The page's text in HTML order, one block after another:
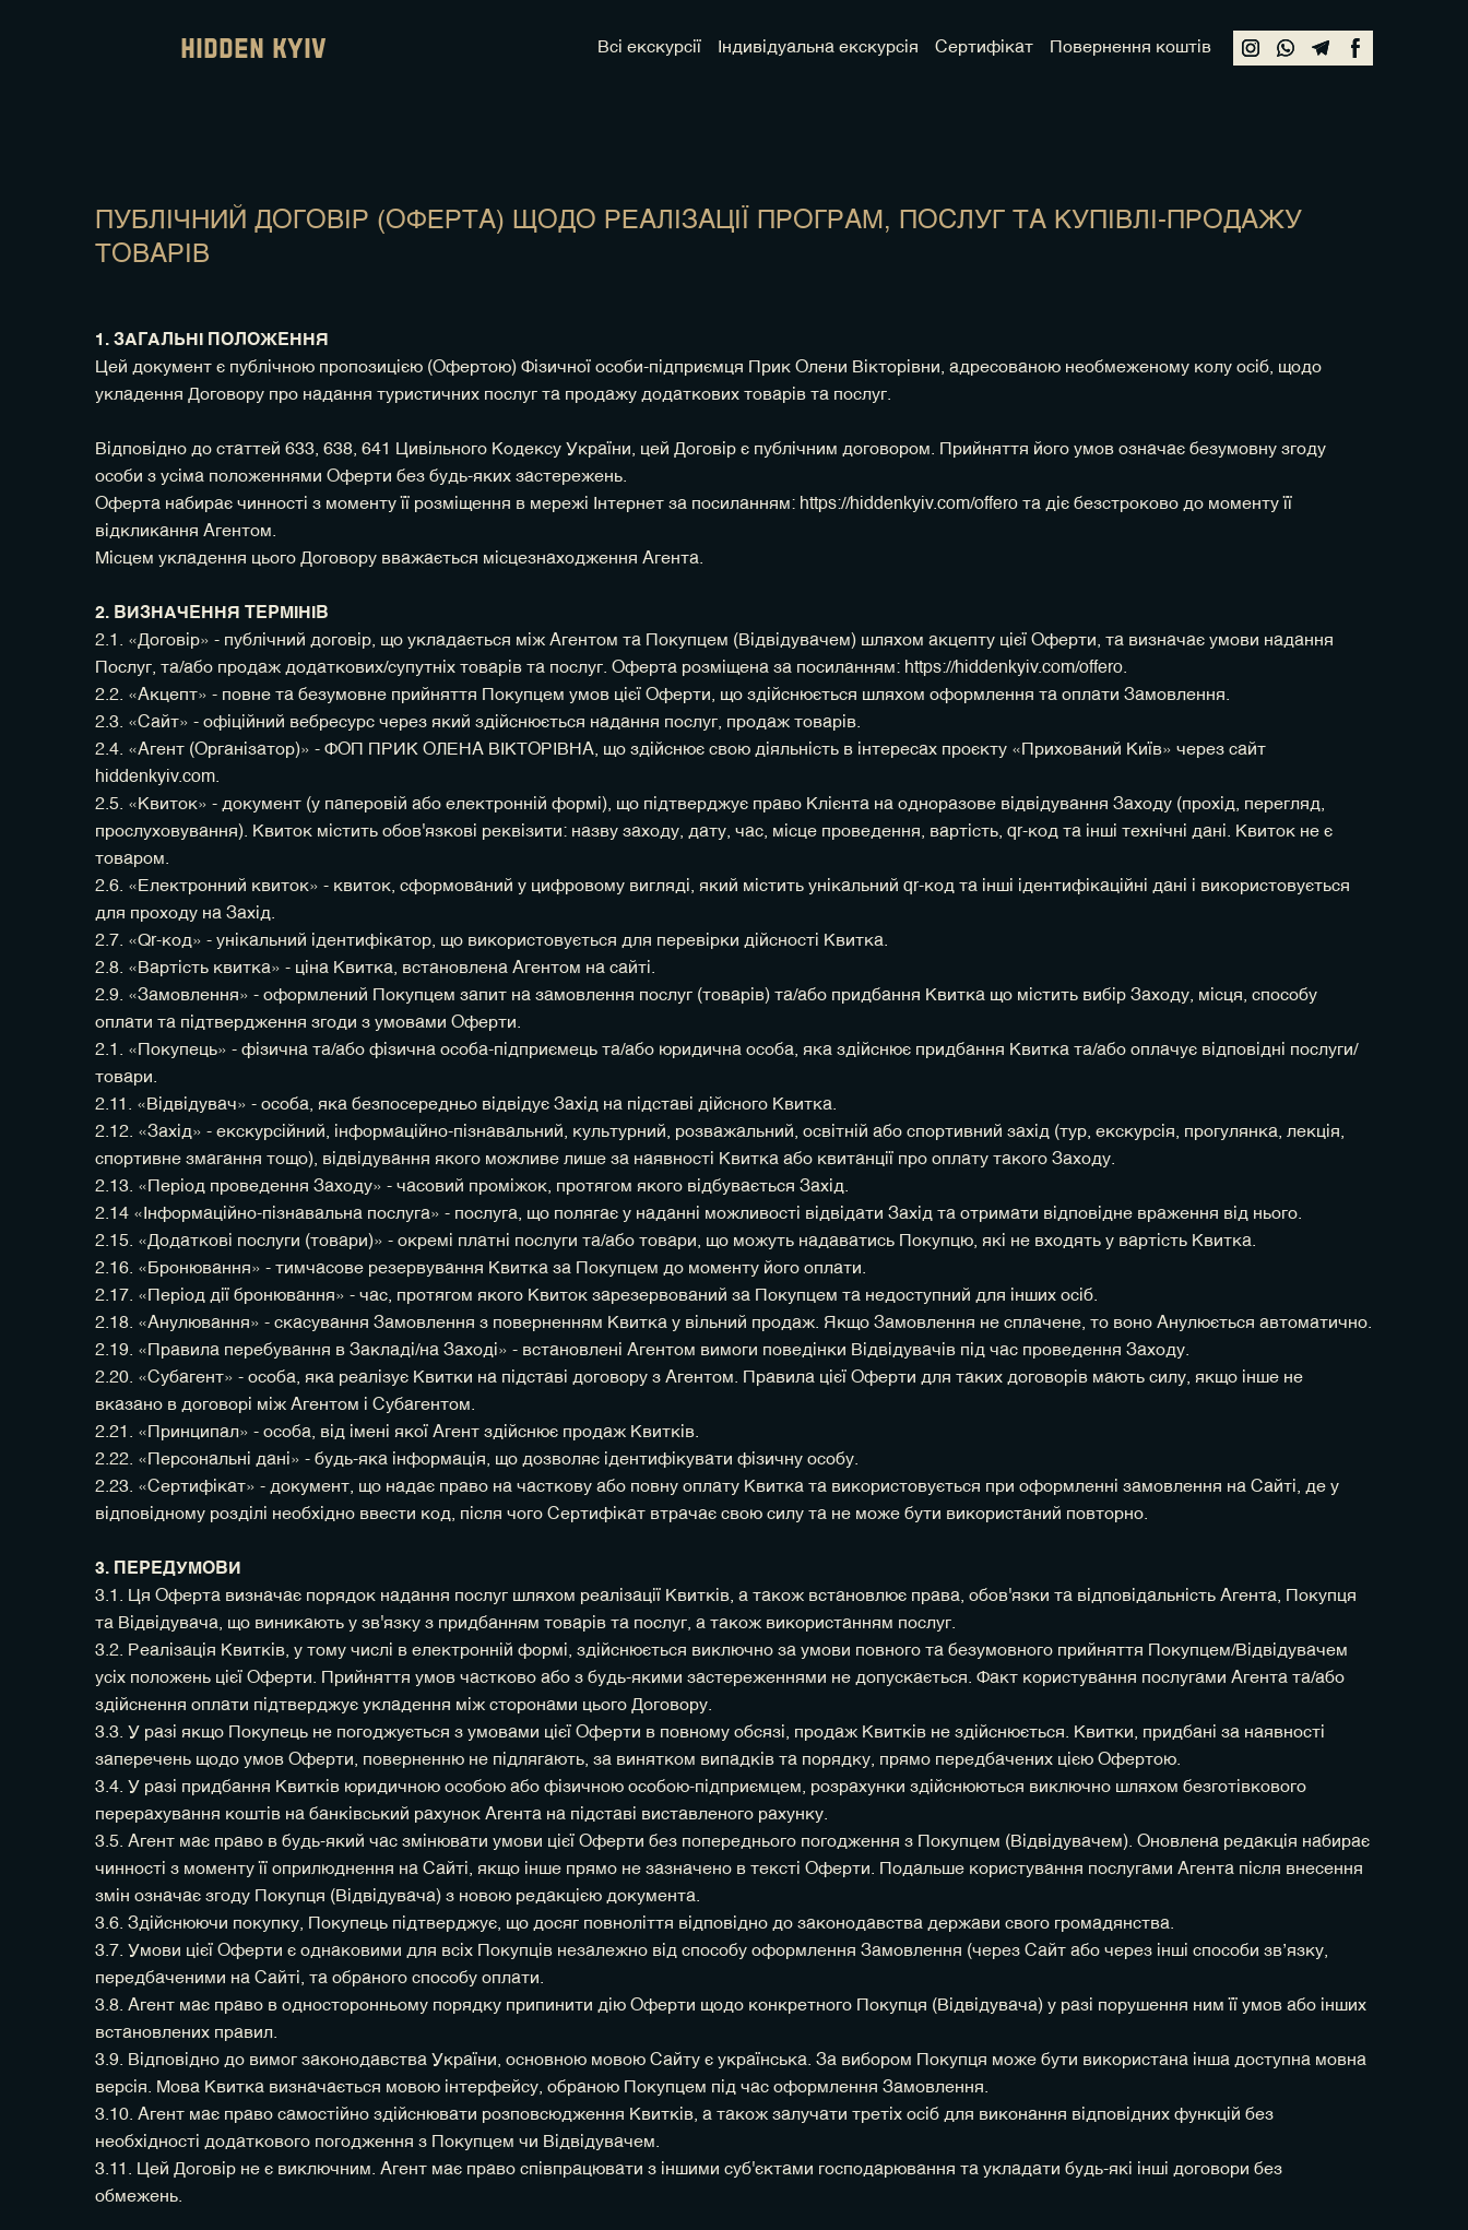
hidden Kyiv Всі екскурсії Індивідуальна екскурсія Сертифікат Повернення коштів
ПУБЛІЧНИЙ ДОГОВІР (ОФЕРТА) ЩОДО РЕАЛІЗАЦІЇ ПРОГРАМ, ПОСЛУГ ТА КУПІВЛІ-ПРОДАЖУ
ТОВАРІВ
1. ЗАГАЛЬНІ ПОЛОЖЕННЯ
Цей документ є публічною пропозицією (Офертою) Фізичної особи-підприємця Прик Олени Вікторівни, адресованою необмеженому колу осіб, щодо
укладення Договору про надання туристичних послуг та продажу додаткових товарів та послуг.
Відповідно до статтей 633, 638, 641 Цивільного Кодексу України, цей Договір є публічним договором. Прийняття його умов означає безумовну згоду
особи з усіма положеннями Оферти без будь-яких застережень.
Оферта набирає чинності з моменту її розміщення в мережі Інтернет за посиланням: https://hiddenkyiv.com/offero та діє безстроково до моменту її
відкликання Агентом.
Місцем укладення цього Договору вважається місцезнаходження Агента.
2. ВИЗНАЧЕННЯ ТЕРМІНІВ
2.1. «Договір» - публічний договір, що укладається між Агентом та Покупцем (Відвідувачем) шляхом акцепту цієї Оферти, та визначає умови надання
Послуг, та/або продаж додаткових/супутніх товарів та послуг. Оферта розміщена за посиланням: https://hiddenkyiv.com/offero.
2.2. «Акцепт» - повне та безумовне прийняття Покупцем умов цієї Оферти, що здійснюється шляхом оформлення та оплати Замовлення.
2.3. «Сайт» - офіційний вебресурс через який здійснюється надання послуг, продаж товарів.
2.4. «Агент (Організатор)» - ФОП ПРИК ОЛЕНА ВІКТОРІВНА, що здійснює свою діяльність в інтересах проєкту «Прихований Київ» через сайт
hiddenkyiv.com.
2.5. «Квиток» - документ (у паперовій або електронній формі), що підтверджує право Клієнта на одноразове відвідування Заходу (прохід, перегляд,
прослуховування). Квиток містить обов'язкові реквізити: назву заходу, дату, час, місце проведення, вартість, qr-код та інші технічні дані. Квиток не є
товаром.
2.6. «Електронний квиток» - квиток, сформований у цифровому вигляді, який містить унікальний qr-код та інші ідентифікаційні дані і використовується
для проходу на Захід.
2.7. «Qr-код» - унікальний ідентифікатор, що використовується для перевірки дійсності Квитка.
2.8. «Вартість квитка» - ціна Квитка, встановлена Агентом на сайті.
2.9. «Замовлення» - оформлений Покупцем запит на замовлення послуг (товарів) та/або придбання Квитка що містить вибір Заходу, місця, способу
оплати та підтвердження згоди з умовами Оферти.
2.1. «Покупець» - фізична та/або фізична особа-підприємець та/або юридична особа, яка здійснює придбання Квитка та/або оплачує відповідні послуги/
товари.
2.11. «Відвідувач» - особа, яка безпосередньо відвідує Захід на підставі дійсного Квитка.
2.12. «Захід» - екскурсійний, інформаційно-пізнавальний, культурний, розважальний, освітній або спортивний захід (тур, екскурсія, прогулянка, лекція,
спортивне змагання тощо), відвідування якого можливе лише за наявності Квитка або квитанції про оплату такого Заходу.
2.13. «Період проведення Заходу» - часовий проміжок, протягом якого відбувається Захід.
2.14 «Інформаційно-пізнавальна послуга» - послуга, що полягає у наданні можливості відвідати Захід та отримати відповідне враження від нього.
2.15. «Додаткові послуги (товари)» - окремі платні послуги та/або товари, що можуть надаватись Покупцю, які не входять у вартість Квитка.
2.16. «Бронювання» - тимчасове резервування Квитка за Покупцем до моменту його оплати.
2.17. «Період дії бронювання» - час, протягом якого Квиток зарезервований за Покупцем та недоступний для інших осіб.
2.18. «Анулювання» - скасування Замовлення з поверненням Квитка у вільний продаж. Якщо Замовлення не сплачене, то воно Анулюється автоматично.
2.19. «Правила перебування в Закладі/на Заході» - встановлені Агентом вимоги поведінки Відвідувачів під час проведення Заходу.
2.20. «Субагент» - особа, яка реалізує Квитки на підставі договору з Агентом. Правила цієї Оферти для таких договорів мають силу, якщо інше не
вказано в договорі між Агентом і Субагентом.
2.21. «Принципал» - особа, від імені якої Агент здійснює продаж Квитків.
2.22. «Персональні дані» - будь-яка інформація, що дозволяє ідентифікувати фізичну особу.
2.23. «Сертифікат» - документ, що надає право на часткову або повну оплату Квитка та використовується при оформленні замовлення на Сайті, де у
відповідному розділі необхідно ввести код, після чого Сертифікат втрачає свою силу та не може бути використаний повторно.
3. ПЕРЕДУМОВИ
3.1. Ця Оферта визначає порядок надання послуг шляхом реалізації Квитків, а також встановлює права, обов'язки та відповідальність Агента, Покупця
та Відвідувача, що виникають у зв'язку з придбанням товарів та послуг, а також використанням послуг.
3.2. Реалізація Квитків, у тому числі в електронній формі, здійснюється виключно за умови повного та безумовного прийняття Покупцем/Відвідувачем
усіх положень цієї Оферти. Прийняття умов частково або з будь-якими застереженнями не допускається. Факт користування послугами Агента та/або
здійснення оплати підтверджує укладення між сторонами цього Договору.
3.3. У разі якщо Покупець не погоджується з умовами цієї Оферти в повному обсязі, продаж Квитків не здійснюється. Квитки, придбані за наявності
заперечень щодо умов Оферти, поверненню не підлягають, за винятком випадків та порядку, прямо передбачених цією Офертою.
3.4. У разі придбання Квитків юридичною особою або фізичною особою-підприємцем, розрахунки здійснюються виключно шляхом безготівкового
перерахування коштів на банківський рахунок Агента на підставі виставленого рахунку.
3.5. Агент має право в будь-який час змінювати умови цієї Оферти без попереднього погодження з Покупцем (Відвідувачем). Оновлена редакція набирає
чинності з моменту її оприлюднення на Сайті, якщо інше прямо не зазначено в тексті Оферти. Подальше користування послугами Агента після внесення
змін означає згоду Покупця (Відвідувача) з новою редакцією документа.
3.6. Здійснюючи покупку, Покупець підтверджує, що досяг повноліття відповідно до законодавства держави свого громадянства.
3.7. Умови цієї Оферти є однаковими для всіх Покупців незалежно від способу оформлення Замовлення (через Сайт або через інші способи звʼязку,
передбаченими на Сайті, та обраного способу оплати.
3.8. Агент має право в односторонньому порядку припинити дію Оферти щодо конкретного Покупця (Відвідувача) у разі порушення ним її умов або інших
встановлених правил.
3.9. Відповідно до вимог законодавства України, основною мовою Сайту є українська. За вибором Покупця може бути використана інша доступна мовна
версія. Мова Квитка визначається мовою інтерфейсу, обраною Покупцем під час оформлення Замовлення.
3.10. Агент має право самостійно здійснювати розповсюдження Квитків, а також залучати третіх осіб для виконання відповідних функцій без
необхідності додаткового погодження з Покупцем чи Відвідувачем.
3.11. Цей Договір не є виключним. Агент має право співпрацювати з іншими суб'єктами господарювання та укладати будь-які інші договори без
обмежень.